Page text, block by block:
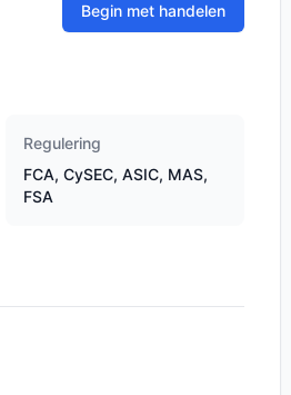
Begin met handelen
Regulering
FCA, CySEC, ASIC, MAS,
FSA